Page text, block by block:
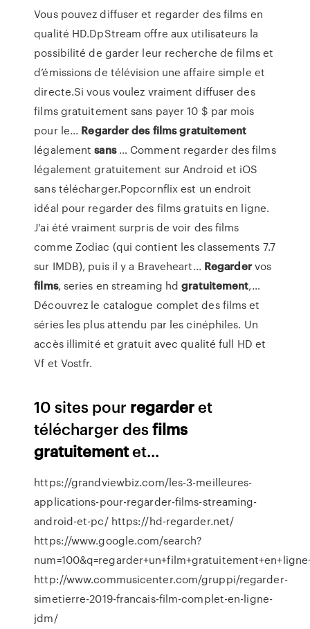
Vous pouvez diffuser et regarder des films en
qualité HD.DpStream offre aux utilisateurs la
possibilité de garder leur recherche de films et
d’émissions de télévision une affaire simple et
directe.Si vous voulez vraiment diffuser des
films gratuitement sans payer 10 $ par mois
pour le... Regarder des filmsgratuitement
légalementsans… Comment regarder des films
légalement gratuitement sur Android et iOS
sans télécharger.Popcornflix est un endroit
idéal pour regarder des films gratuits en ligne.
J'ai été vraiment surpris de voir des films
comme Zodiac (qui contient les classements 7.7
sur IMDB), puis il y a Braveheart... Regardervos
films, series en streaming hdgratuitement,…
Découvrez le catalogue complet des films et
séries les plus attendu par les cinéphiles. Un
accès illimité et gratuit avec qualité full HD et
Vf et Vostfr.
10 sites pour regarderet
télécharger desfilms
gratuitementet...
https://grandviewbiz.com/les-3-meilleures-
applications-pour-regarder-films-streaming-
android-et-pc/ https://hd-regarder.net/
https://www.google.com/search?
http://www.commusicenter.com/gruppi/regarder-
simetierre-2019-francais-film-complet-en-ligne-
jdm/